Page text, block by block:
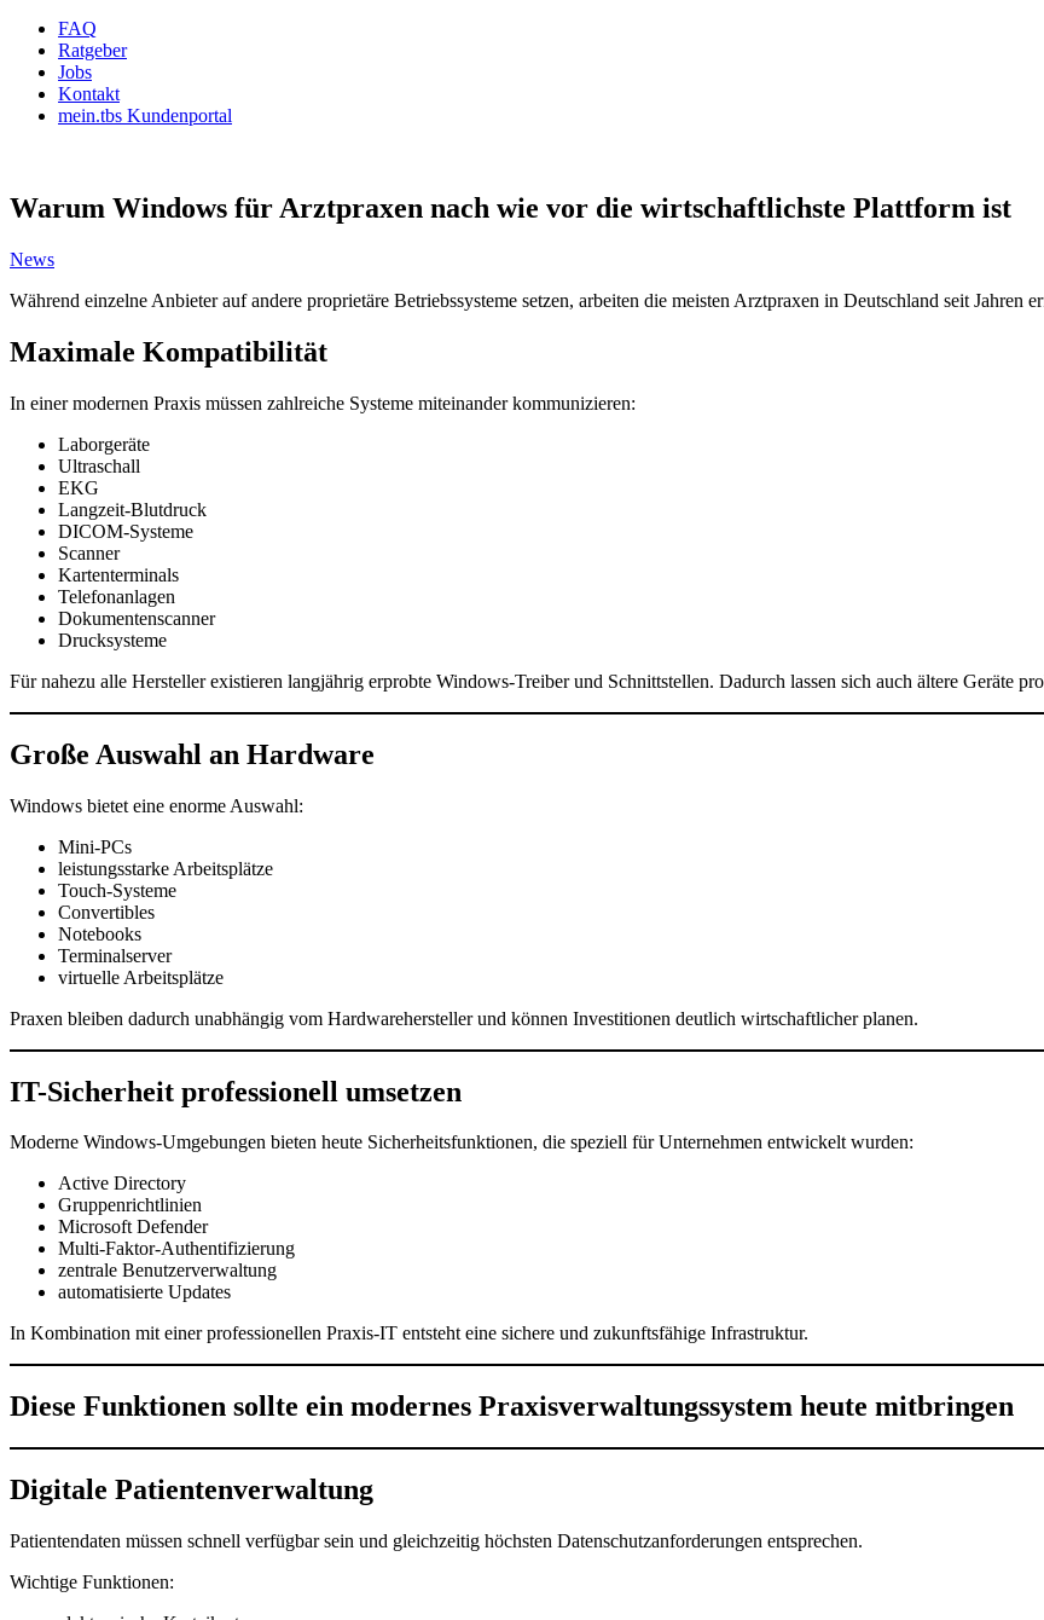
FAQ
Ratgeber
Jobs
Kontakt
mein.tbs Kundenportal
Warum Windows für Arztpraxen nach wie vor die wirtschaftlichste Plattform ist
News
Während einzelne Anbieter auf andere proprietäre Betriebssysteme setzen, arbeiten die meisten Arztpraxen in Deutschland seit
Maximale Kompatibilität
In einer modernen Praxis müssen zahlreiche Systeme miteinander kommunizieren:
Laborgeräte
Ultraschall
EKG
Langzeit-Blutdruck
DICOM-Systeme
Scanner
Kartenterminals
Telefonanlagen
Dokumentenscanner
Drucksysteme
Für nahezu alle Hersteller existieren langjährig erprobte Windows-Treiber und Schnittstellen. Dadurch lassen sich auch ältere Geräte
Große Auswahl an Hardware
Windows bietet eine enorme Auswahl:
Mini-PCs
leistungsstarke Arbeitsplätze
Touch-Systeme
Convertibles
Notebooks
Terminalserver
virtuelle Arbeitsplätze
Praxen bleiben dadurch unabhängig vom Hardwarehersteller und können Investitionen deutlich wirtschaftlicher planen.
IT-Sicherheit professionell umsetzen
Moderne Windows-Umgebungen bieten heute Sicherheitsfunktionen, die speziell für Unternehmen entwickelt wurden:
Active Directory
Gruppenrichtlinien
Microsoft Defender
Multi-Faktor-Authentifizierung
zentrale Benutzerverwaltung
automatisierte Updates
In Kombination mit einer professionellen Praxis-IT entsteht eine sichere und zukunftsfähige Infrastruktur.
Diese Funktionen sollte ein modernes Praxisverwaltungssystem heute mitbringen
Digitale Patientenverwaltung
Patientendaten müssen schnell verfügbar sein und gleichzeitig höchsten Datenschutzanforderungen entsprechen.
Wichtige Funktionen: